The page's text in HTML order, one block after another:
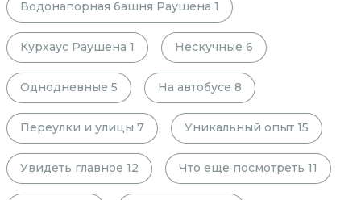
Водонапорная башня Раушена 1
Курхаус Раушена 1 Нескучные 6
Однодневные 5 На автобусе 8
Переулки и улицы 7 Уникальный опыт 15
Увидеть главное 12 Что еще посмотреть 11